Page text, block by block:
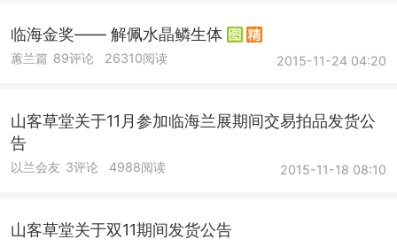
临海金奖—— 解佩水晶鳞生体
蕙兰篇 2015-11-24 04:20
89评论 26310阅读
山客草堂关于11月参加临海兰展期间交易拍品发货公
告
以兰会友 2015-11-18 08:10
3评论 4988阅读
山客草堂关于双11期间发货公告